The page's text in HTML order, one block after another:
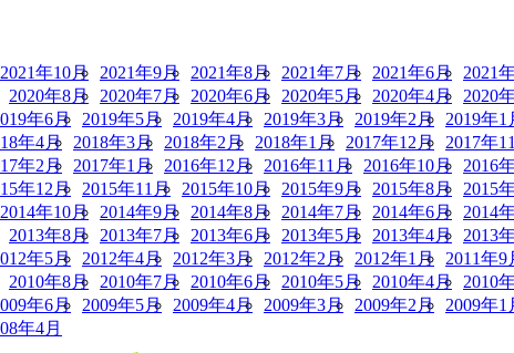
2021年10月 2021年9月 2021年8月 2021年7月 2021年6月 2021
2020年8月 2020年7月 2020年6月 2020年5月 2020年4月 2020
年6月 2019年5月 2019年4月 2019年3月 2019年2月 2019年1
年4月 2018年3月 2018年2月 2018年1月 2017年12月 2017年
年2月 2017年1月 2016年12月 2016年11月 2016年10月 2016
年12月 2015年11月 2015年10月 2015年9月 2015年8月 2015
2014年10月 2014年9月 2014年8月 2014年7月 2014年6月 2014
2013年8月 2013年7月 2013年6月 2013年5月 2013年4月 2013
年5月 2012年4月 2012年3月 2012年2月 2012年1月 2011年9
2010年8月 2010年7月 2010年6月 2010年5月 2010年4月 2010
年6月 2009年5月 2009年4月 2009年3月 2009年2月 2009年1
年4月